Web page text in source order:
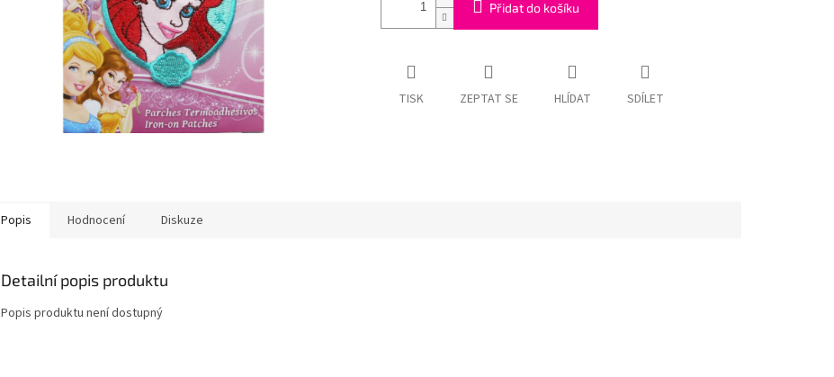
Přidat do košíku
TISK ZEPTAT SE HLÍDAT SDÍLET
Popis Hodnocení Diskuze
Detailní popis produktu
Popis produktu není dostupný